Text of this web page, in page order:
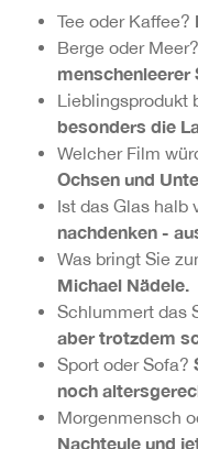
Tee oder Kaffee?
Berge oder Meer?
menschenleerer
Lieblingsprodukt
besonders die
Welcher Film
Ochsen und
Ist das Glas halb
nachdenken -
Was bringt Sie
Michael Nädele.
Schlummert das
aber trotzdem
Sport oder Sofa?
noch
Morgenmensch
Nachteule und